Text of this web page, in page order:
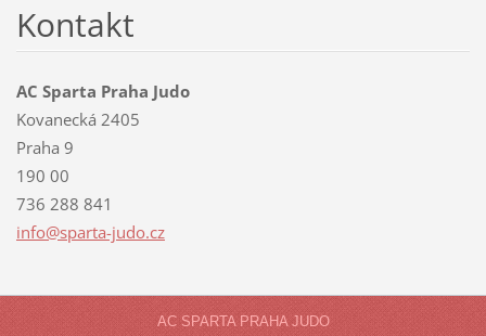
Kontakt
AC Sparta Praha Judo
Kovanecká 2405
Praha 9
190 00
736 288 841
info@sparta-judo.cz
AC SPARTA PRAHA JUDO